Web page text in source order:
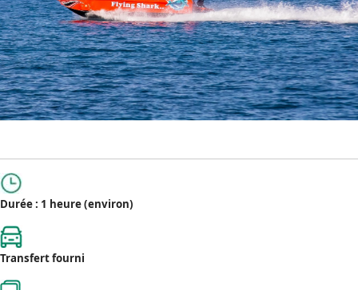
Durée : 1 heure (environ)
Transfert fourni